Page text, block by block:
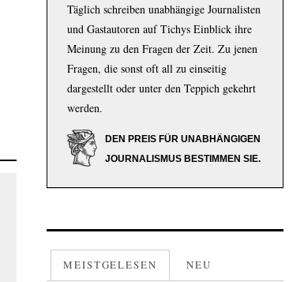
Täglich schreiben unabhängige Journalisten
und Gastautoren auf Tichys Einblick ihre
Meinung zu den Fragen der Zeit. Zu jenen
Fragen, die sonst oft all zu einseitig
dargestellt oder unter den Teppich gekehrt
werden.
DEN PREIS FÜR UNABHÄNGIGEN
JOURNALISMUS BESTIMMEN SIE.
MEISTGELESEN NEU